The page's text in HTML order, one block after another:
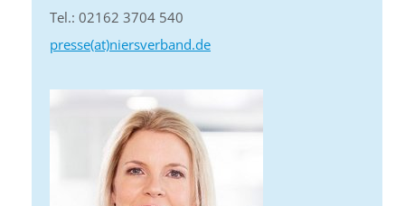
Tel.: 02162 3704 540
presse(at)niersverband.de